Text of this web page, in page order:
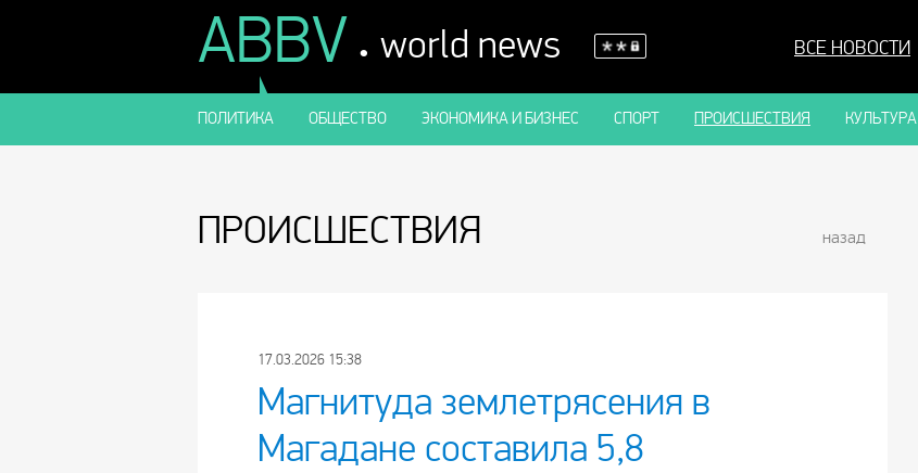
ABBV . world news ВСЕ НОВОСТИ
ПОЛИТИКА ОБЩЕСТВО ЭКОНОМИКА И БИЗНЕС СПОРТ ПРОИСШЕСТВИЯ КУЛЬТУРА
ПРОИСШЕСТВИЯ назад
17.03.2026 15:38
Магнитуда землетрясения в
Магадане составила 5,8